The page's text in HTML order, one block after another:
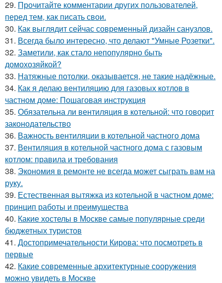
29. Прочитайте комментарии других пользователей,
перед тем, как писать свои.
30. Как выглядит сейчас современный дизайн санузлов.
31. Всегда было интересно, что делают "Умные Розетки".
32. Заметили, как стало непопулярно быть
домохозяйкой?
33. Натяжные потолки, оказывается, не такие надёжные.
34. Как я делаю вентиляцию для газовых котлов в
частном доме: Пошаговая инструкция
35. Обязательна ли вентиляция в котельной: что говорит
законодательство
36. Важность вентиляции в котельной частного дома
37. Вентиляция в котельной частного дома с газовым
котлом: правила и требования
38. Экономия в ремонте не всегда может сыграть вам на
руку.
39. Естественная вытяжка из котельной в частном доме:
принцип работы и преимущества
40. Какие хостелы в Москве самые популярные среди
бюджетных туристов
41. Достопримечательности Кирова: что посмотреть в
первые
42. Какие современные архитектурные сооружения
можно увидеть в Москве